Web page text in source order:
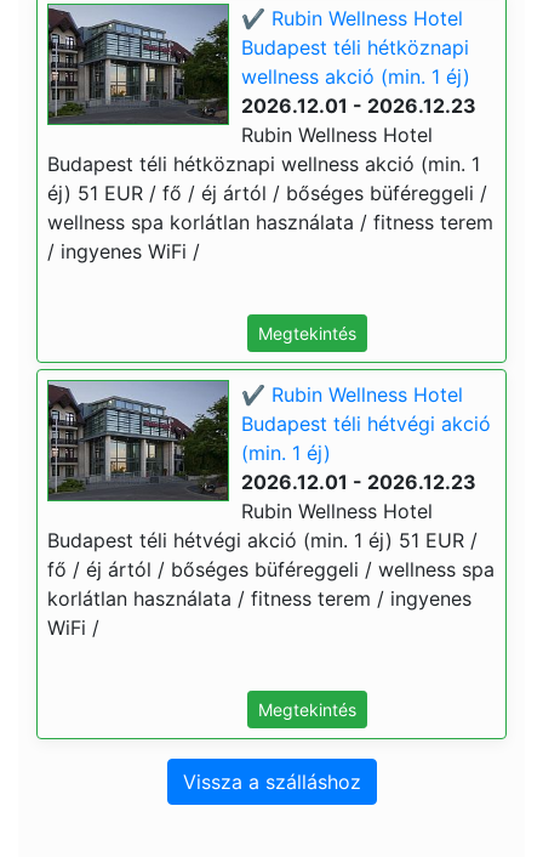
✔️ Rubin Wellness Hotel
Budapest téli hétköznapi
wellness akció (min. 1 éj)
2026.12.01 - 2026.12.23
Rubin Wellness Hotel
Budapest téli hétköznapi wellness akció (min. 1
éj) 51 EUR / fő / éj ártól / bőséges büféreggeli /
wellness spa korlátlan használata / fitness terem
/ ingyenes WiFi /
Megtekintés
✔️ Rubin Wellness Hotel
Budapest téli hétvégi akció
(min. 1 éj)
2026.12.01 - 2026.12.23
Rubin Wellness Hotel
Budapest téli hétvégi akció (min. 1 éj) 51 EUR /
fő / éj ártól / bőséges büféreggeli / wellness spa
korlátlan használata / fitness terem / ingyenes
WiFi /
Megtekintés
Vissza a szálláshoz